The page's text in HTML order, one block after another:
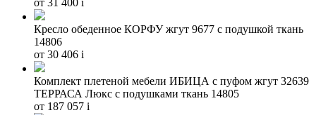
Кресло обеденное КОРФУ жгут 9677 с подушкой ткань
14806
от 30 406 i
Комплект плетеной мебели ИБИЦА с пуфом жгут 32639
ТЕРРАСА Люкс с подушками ткань 14805
от 187 057 i